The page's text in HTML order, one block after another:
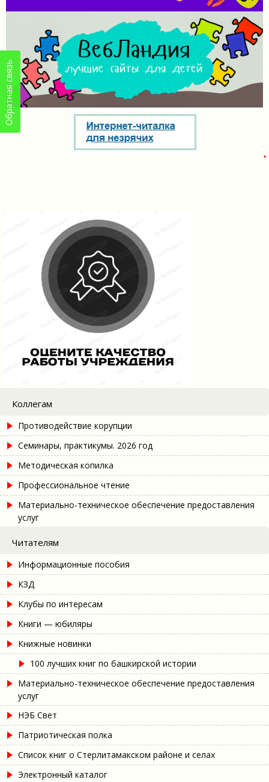
Коллегам
Противодействие корупции
Семинары, практикумы. 2026 год
Методическая копилка
Профессиональное чтение
Материально-техническое обеспечение предоставления
услуг
Читателям
Информационные пособия
КЗД
Клубы по интересам
Книги — юбиляры
Книжные новинки
100 лучших книг по башкирской истории
Материально-техническое обеспечение предоставления
услуг
НЭБ Свет
Патриотическая полка
Список книг о Стерлитамакском районе и селах
Электронный каталог
Обратная связь